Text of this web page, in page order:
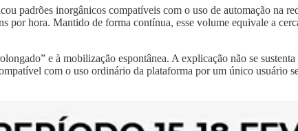
padrões inorgânicos compatíveis com o uso de automação na
por hora. Mantido de forma contínua, esse volume equivale a
e à mobilização espontânea. A explicação não se
com o uso ordinário da plataforma por um único usuário